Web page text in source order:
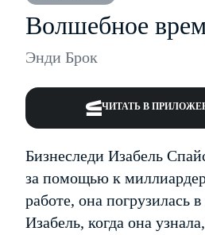
Волшебное
Энди Брок
ЧИТАТЬ В
Бизнес­леди Изабель
за помощью к
работе, она погрузилась
Изабель, когда она